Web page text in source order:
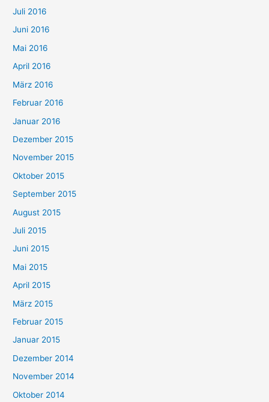
Juli 2016
Juni 2016
Mai 2016
April 2016
März 2016
Februar 2016
Januar 2016
Dezember 2015
November 2015
Oktober 2015
September 2015
August 2015
Juli 2015
Juni 2015
Mai 2015
April 2015
März 2015
Februar 2015
Januar 2015
Dezember 2014
November 2014
Oktober 2014